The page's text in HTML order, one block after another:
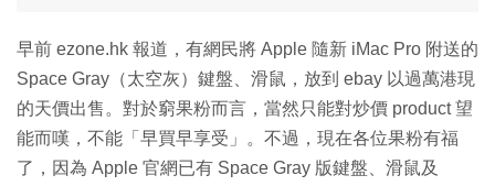
早前 ezone.hk 報道，有網民將 Apple 隨新 iMac Pro 附送的
Space Gray（太空灰）鍵盤、滑鼠，放到 ebay 以過萬港現
的天價出售。對於窮果粉而言，當然只能對炒價 product 望
能而嘆，不能「早買早享受」。不過，現在各位果粉有福
了，因為 Apple 官網已有 Space Gray 版鍵盤、滑鼠及